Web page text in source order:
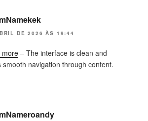
DE 2026 ÀS 19:44
more – The interface is clean and
smooth navigation through content.